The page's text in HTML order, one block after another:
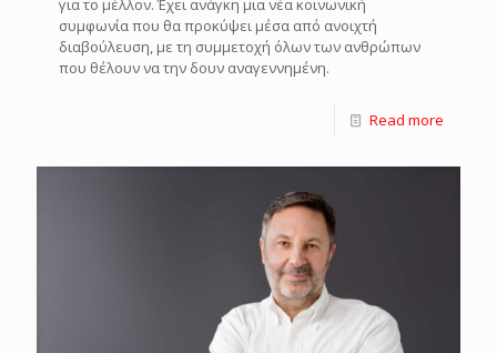
για το μέλλον. Έχει ανάγκη μια νέα κοινωνική
συμφωνία που θα προκύψει μέσα από ανοιχτή
διαβούλευση, με τη συμμετοχή όλων των ανθρώπων
που θέλουν να την δουν αναγεννημένη.
Read more